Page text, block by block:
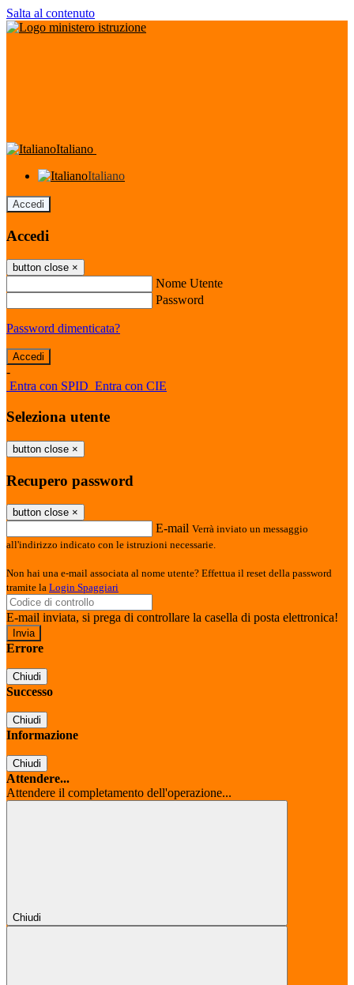
Salta al contenuto
Italiano
Italiano
Accedi
Accedi
button close ×
Nome Utente
Password
Password dimenticata?
-
Entra con SPID Entra con CIE
Seleziona utente
button close ×
Recupero password
button close ×
E-mail Verrà inviato un messaggio
all'indirizzo indicato con le istruzioni necessarie.
Non hai una e-mail associata al nome utente? Effettua il reset della password
tramite la Login Spaggiari
E-mail inviata, si prega di controllare la casella di posta elettronica!
Errore
Chiudi
Successo
Chiudi
Informazione
Chiudi
Attendere...
Attendere il completamento dell'operazione...
Chiudi